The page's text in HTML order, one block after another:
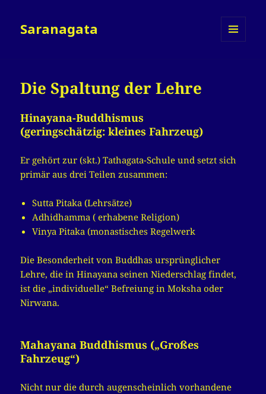
Saranagata
Die Spaltung der Lehre
Hinayana-Buddhismus
(geringschätzig: kleines Fahrzeug)
Er gehört zur (skt.) Tathagata-Schule und setzt sich
primär aus drei Teilen zusammen:
Sutta Pitaka (Lehrsätze)
Adhidhamma ( erhabene Religion)
Vinya Pitaka (monastisches Regelwerk
Die Besonderheit von Buddhas ursprünglicher
Lehre, die in Hinayana seinen Niederschlag findet,
ist die „individuelle“ Befreiung in Moksha oder
Nirwana.
Mahayana Buddhismus („Großes
Fahrzeug“)
Nicht nur die durch augenscheinlich vorhandene